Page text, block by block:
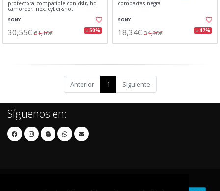
protectora compatible con dslr, hd
camorder, nex, cyber-shot
SONY
30,55€ 61,10€ - 50%
compactas negra
SONY
18,34€ 34,90€ - 47%
Anterior 1 Siguiente
Síguenos en: